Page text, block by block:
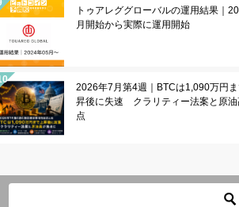
トゥアレググローバルの運用結果｜
月開始から実際に運用開始
2026年7月第4週｜BTCは1,090万円
昇後に失速 クラリティー法案と原油
点